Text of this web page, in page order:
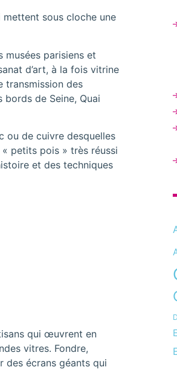
mettent sous cloche une
musées parisiens et
d’art, à la fois vitrine
transmission des
bords de Seine, Quai
ou de cuivre desquelles
petits pois » très réussi
et des techniques
qui œuvrent en
vitres. Fondre,
des écrans géants qui